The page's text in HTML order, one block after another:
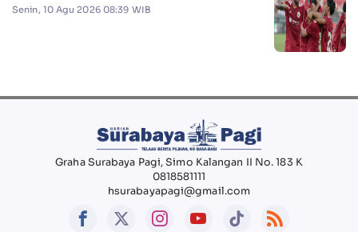
Senin, 10 Agu 2026 08:39 WIB
Graha Surabaya Pagi, Simo Kalangan II No. 183 K
0818581111
hsurabayapagi@gmail.com